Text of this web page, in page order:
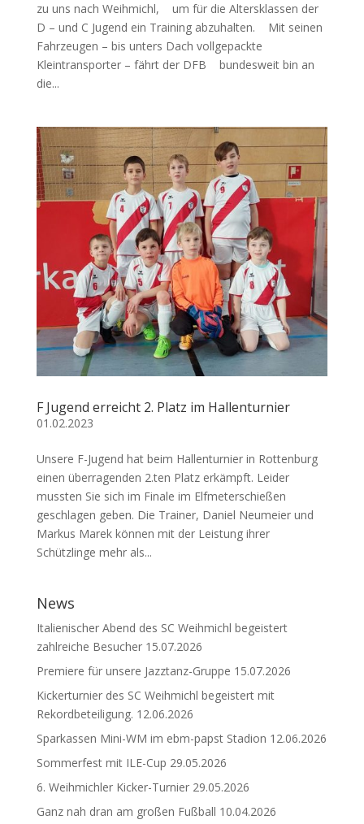
zu uns nach Weihmichl, um für die Altersklassen der
D – und C Jugend ein Training abzuhalten. Mit seinen
Fahrzeugen – bis unters Dach vollgepackte
Kleintransporter – fährt der DFB bundesweit bin an
die...
F Jugend erreicht 2. Platz im Hallenturnier
01.02.2023
Unsere F-Jugend hat beim Hallenturnier in Rottenburg
einen überragenden 2.ten Platz erkämpft. Leider
mussten Sie sich im Finale im Elfmeterschießen
geschlagen geben. Die Trainer, Daniel Neumeier und
Markus Marek können mit der Leistung ihrer
Schützlinge mehr als...
News
Italienischer Abend des SC Weihmichl begeistert
zahlreiche Besucher 15.07.2026
Premiere für unsere Jazztanz-Gruppe 15.07.2026
Kickerturnier des SC Weihmichl begeistert mit
Rekordbeteiligung. 12.06.2026
Sparkassen Mini-WM im ebm-papst Stadion 12.06.2026
Sommerfest mit ILE-Cup 29.05.2026
6. Weihmichler Kicker-Turnier 29.05.2026
Ganz nah dran am großen Fußball 10.04.2026